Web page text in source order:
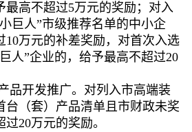
最高不超过5万元的奖励；对入
巨人”市级推荐名单的中小企
10万元的补差奖励，对首次入选
人”企业的，给予最高不超过20
品开发推广。对列入市高端装
台（套）产品清单且市财政未奖
20万元的奖励。